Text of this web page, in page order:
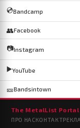
💿Bandcamp
👥Facebook
📷Instagram
▶️YouTube
🎫Bandsintown
The MetalList Portal
ПРО НАСКОНТАКТ